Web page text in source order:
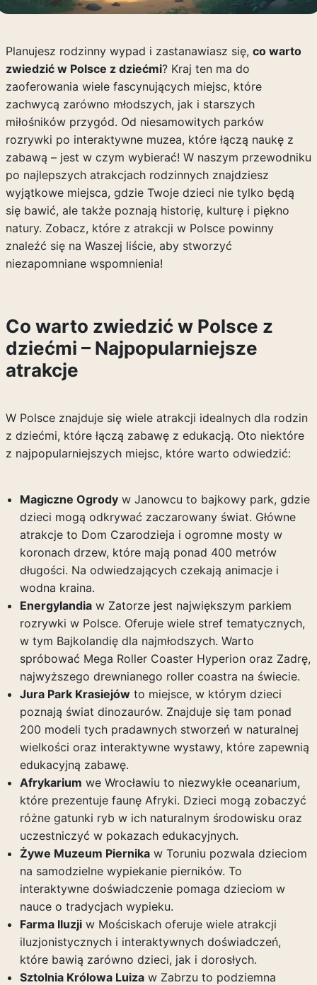
Planujesz rodzinny wypad i zastanawiasz się, co warto
zwiedzić w Polsce z dziećmi? Kraj ten ma do
zaoferowania wiele fascynujących miejsc, które
zachwycą zarówno młodszych, jak i starszych
miłośników przygód. Od niesamowitych parków
rozrywki po interaktywne muzea, które łączą naukę z
zabawą – jest w czym wybierać! W naszym przewodniku
po najlepszych atrakcjach rodzinnych znajdziesz
wyjątkowe miejsca, gdzie Twoje dzieci nie tylko będą
się bawić, ale także poznają historię, kulturę i piękno
natury. Zobacz, które z atrakcji w Polsce powinny
znaleźć się na Waszej liście, aby stworzyć
niezapomniane wspomnienia!
Co warto zwiedzić w Polsce z
dziećmi – Najpopularniejsze
atrakcje
W Polsce znajduje się wiele atrakcji idealnych dla rodzin
z dziećmi, które łączą zabawę z edukacją. Oto niektóre
z najpopularniejszych miejsc, które warto odwiedzić:
Magiczne Ogrodyw Janowcu to bajkowy park, gdzie
dzieci mogą odkrywać zaczarowany świat. Główne
atrakcje to Dom Czarodzieja i ogromne mosty w
koronach drzew, które mają ponad 400 metrów
długości. Na odwiedzających czekają animacje i
wodna kraina.
Energylandiaw Zatorze jest największym parkiem
rozrywki w Polsce. Oferuje wiele stref tematycznych,
w tym Bajkolandię dla najmłodszych. Warto
spróbować Mega Roller Coaster Hyperion oraz Zadrę,
najwyższego drewnianego roller coastra na świecie.
Jura Park Krasiejówto miejsce, w którym dzieci
poznają świat dinozaurów. Znajduje się tam ponad
200 modeli tych pradawnych stworzeń w naturalnej
wielkości oraz interaktywne wystawy, które zapewnią
edukacyjną zabawę.
Afrykarium we Wrocławiu to niezwykłe oceanarium,
które prezentuje faunę Afryki. Dzieci mogą zobaczyć
różne gatunki ryb w ich naturalnym środowisku oraz
uczestniczyć w pokazach edukacyjnych.
Żywe Muzeum Piernikaw Toruniu pozwala dzieciom
na samodzielne wypiekanie pierników. To
interaktywne doświadczenie pomaga dzieciom w
nauce o tradycjach wypieku.
Farma Iluzjiw Mościskach oferuje wiele atrakcji
iluzjonistycznych i interaktywnych doświadczeń,
które bawią zarówno dzieci, jak i dorosłych.
Sztolnia Królowa Luizaw Zabrzu to podziemna